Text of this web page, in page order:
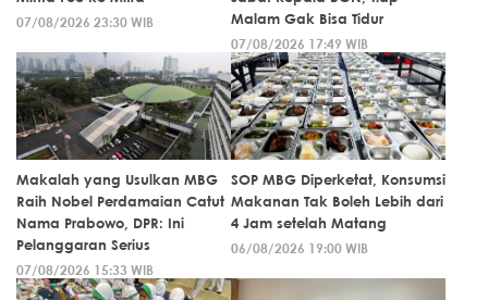
07/08/2026 23:30 WIB
Malam Gak Bisa Tidur
07/08/2026 17:49 WIB
Makalah yang Usulkan MBG
Raih Nobel Perdamaian Catut
Nama Prabowo, DPR: Ini
Pelanggaran Serius
07/08/2026 15:33 WIB
SOP MBG Diperketat, Konsumsi
Makanan Tak Boleh Lebih dari
4 Jam setelah Matang
06/08/2026 19:00 WIB